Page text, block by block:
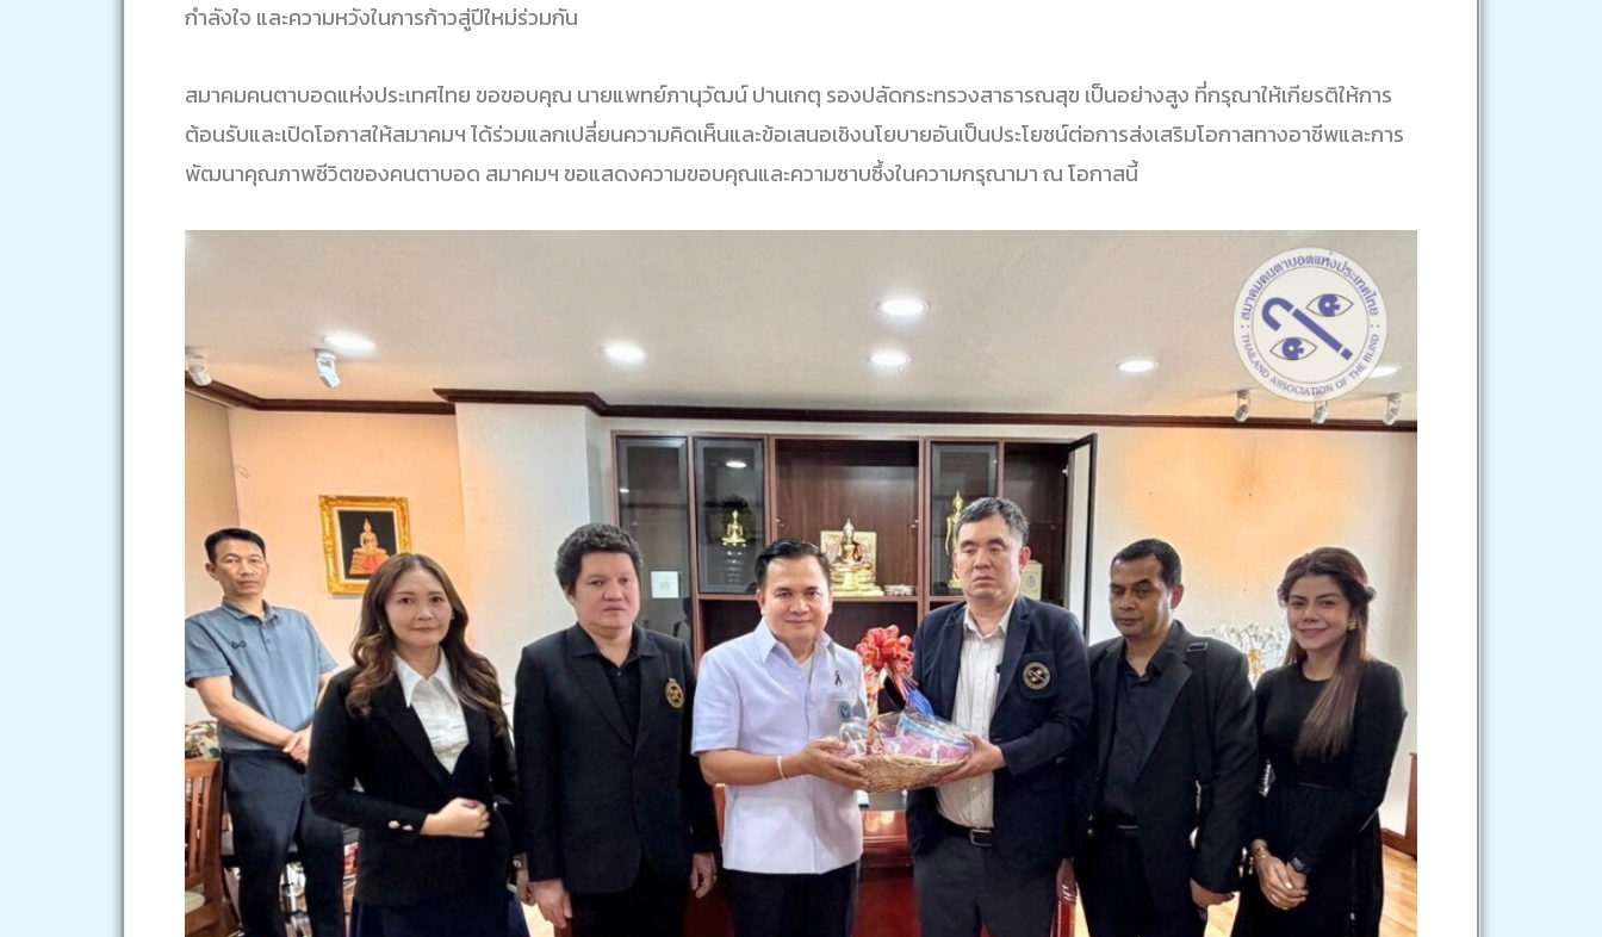
กำลังใจ และความหวังในการก้าวสู่ปีใหม่ร่วมกัน
สมาคมคนตาบอดแห่งประเทศไทย ขอขอบคุณ นายแพทย์ภานุวัฒน์ ปานเกตุ รองปลัดกระทรวงสาธารณสุข เป็นอย่างสูง ที่กรุณาให้เกียรติให้การ
ต้อนรับและเปิดโอกาสให้สมาคมฯ ได้ร่วมแลกเปลี่ยนความคิดเห็นและข้อเสนอเชิงนโยบายอันเป็นประโยชน์ต่อการส่งเสริมโอกาสทางอาชีพและการ
พัฒนาคุณภาพชีวิตของคนตาบอด สมาคมฯ ขอแสดงความขอบคุณและความซาบซึ้งในความกรุณามา ณ โอกาสนี้